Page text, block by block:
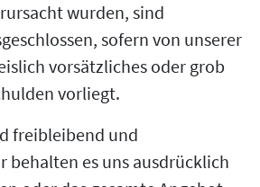
wurden, sind
sofern von unserer
vorsätzliches oder grob
vorliegt.
freibleibend und
behalten es uns ausdrücklich